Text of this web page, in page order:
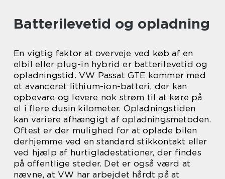
Batterilevetid og opladning
En vigtig faktor at overveje ved køb af en
elbil eller plug-in hybrid er batterilevetid og
opladningstid. VW Passat GTE kommer med
et avanceret lithium-ion-batteri, der kan
opbevare og levere nok strøm til at køre på
el i flere dusin kilometer. Opladningstiden
kan variere afhængigt af opladningsmetoden.
Oftest er der mulighed for at oplade bilen
derhjemme ved en standard stikkontakt eller
ved hjælp af hurtigladestationer, der findes
på offentlige steder. Det er også værd at
nævne, at VW har arbejdet hårdt på at